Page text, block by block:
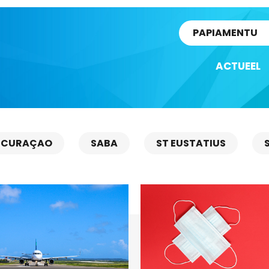
PAPIAMENTU
ACTUEEL
CURAÇAO SABA ST EUSTATIUS